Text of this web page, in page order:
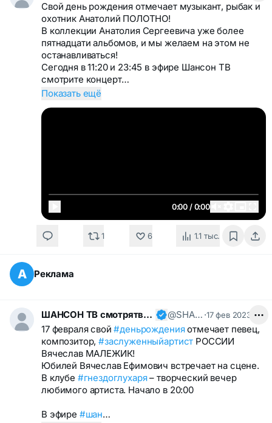
Свой день рождения отмечает музыкант, рыбак и
охотник Анатолий ПОЛОТНО!
В коллекции Анатолия Сергеевича уже более
пятнадцати альбомов, и мы желаем на этом не
останавливаться!
Сегодня в 11:20 и 23:45 в эфире Шансон ТВ
смотрите концерт…
Показать ещё
0:00 / 0:00
1 6 1.1 тыс.
А Реклама
ШАНСОН ТВ смотрятвсешансонтв @SHANSONTV ·17 фев 2023
17 февраля свой#деньрожденияотмечает певец,
композитор,#заслуженныйартист РОССИИ
Вячеслав МАЛЕЖИК!
Юбилей Вячеслав Ефимович встречает на сцене.
В клубе #гнездоглухаря– творческий вечер
любимого артиста. Начало в 20:00
В эфире #шан…